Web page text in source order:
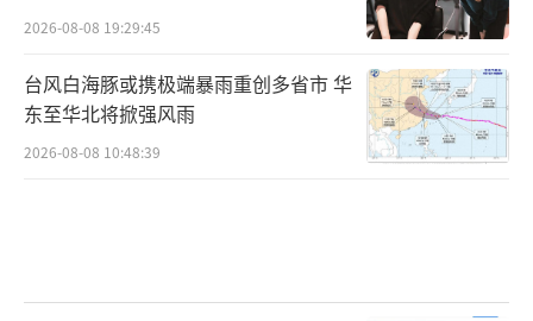
2026-08-08 19:29:45
台风白海豚或携极端暴雨重创多省市 华
东至华北将掀强风雨
2026-08-08 10:48:39